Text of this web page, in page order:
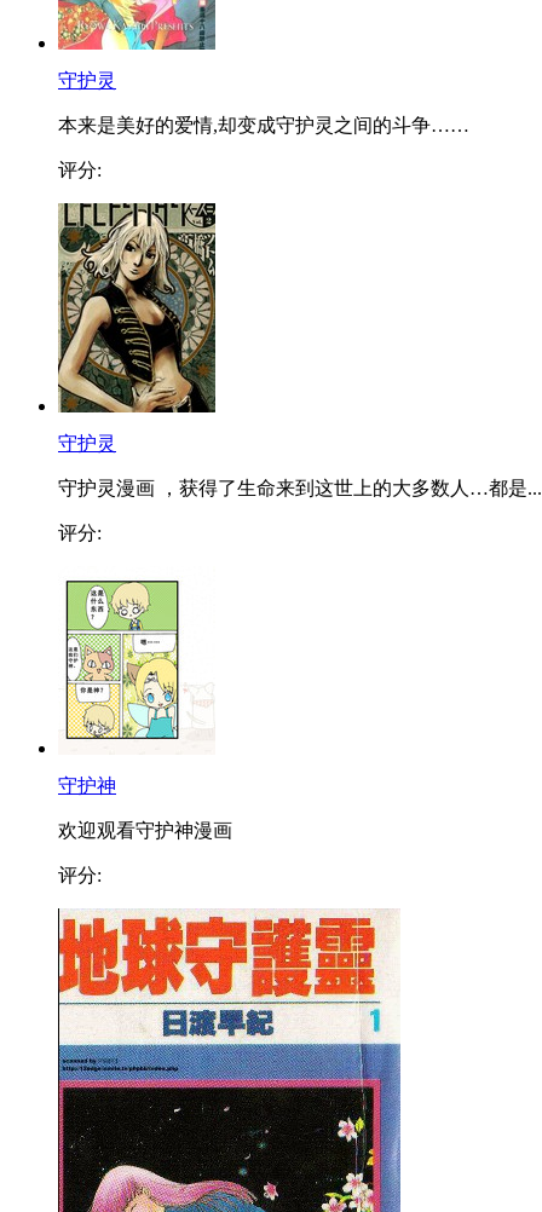
守护灵
本来是美好的爱情,却变成守护灵之间的斗争……
评分:
守护灵
守护灵漫画 ，获得了生命来到这世上的大多数人…都是...
评分:
守护神
欢迎观看守护神漫画
评分: